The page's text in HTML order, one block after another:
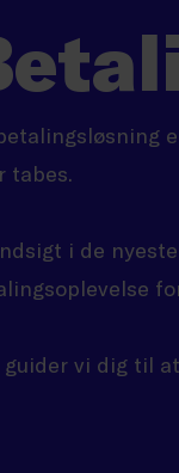
tabes.
i de
guider vi dig til